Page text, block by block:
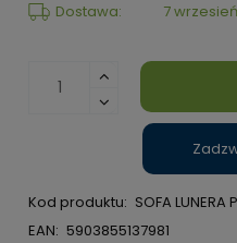
Dostawa: 7
Kod produktu: SOFA LUNERA
EAN: 5903855137981